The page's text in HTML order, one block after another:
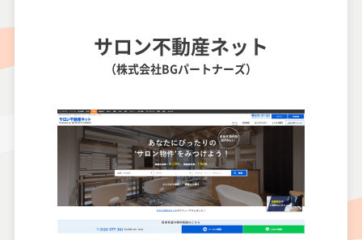
サロン不動産ネット
（株式会社BGパートナーズ）